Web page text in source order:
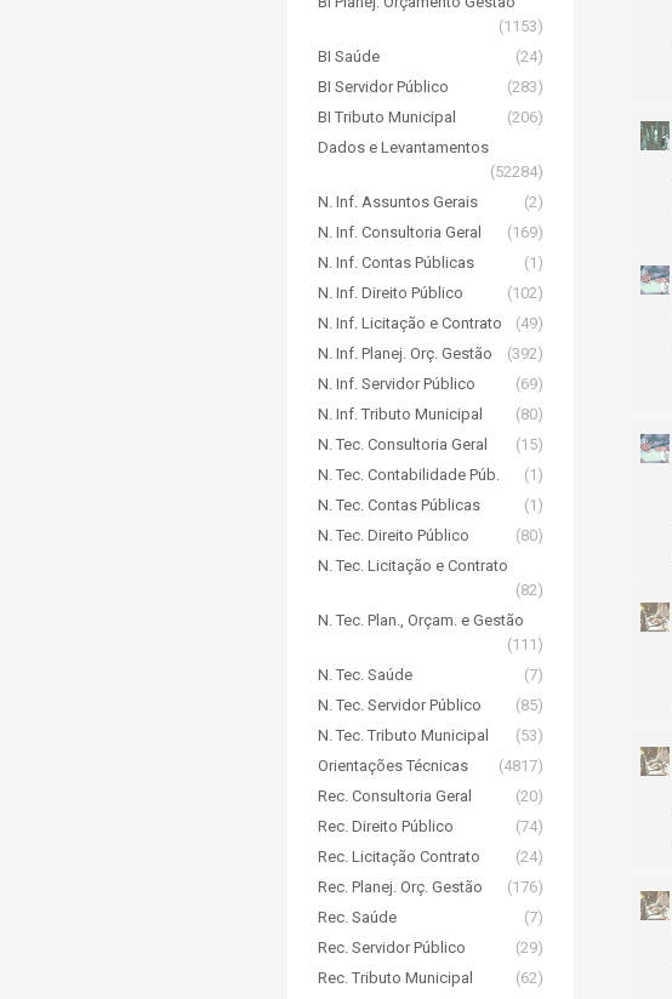
(1153)
BI Saúde
(24)
BI Servidor Público
(283)
BI Tributo Municipal
(206)
Dados e Levantamentos
(52284)
N. Inf. Assuntos Gerais
(2)
N. Inf. Consultoria Geral
(169)
N. Inf. Contas Públicas
(1)
N. Inf. Direito Público
(102)
N. Inf. Licitação e Contrato
(49)
N. Inf. Planej. Orç. Gestão
(392)
N. Inf. Servidor Público
(69)
N. Inf. Tributo Municipal
(80)
N. Tec. Consultoria Geral
(15)
N. Tec. Contabilidade Púb.
(1)
N. Tec. Contas Públicas
(1)
N. Tec. Direito Público
(80)
N. Tec. Licitação e Contrato
(82)
N. Tec. Plan., Orçam. e Gestão
(111)
N. Tec. Saúde
(7)
N. Tec. Servidor Público
(85)
N. Tec. Tributo Municipal
(53)
Orientações Técnicas
(4817)
Rec. Consultoria Geral
(20)
Rec. Direito Público
(74)
Rec. Licitação Contrato
(24)
Rec. Planej. Orç. Gestão
(176)
Rec. Saúde
(7)
Rec. Servidor Público
(29)
Rec. Tributo Municipal
(62)